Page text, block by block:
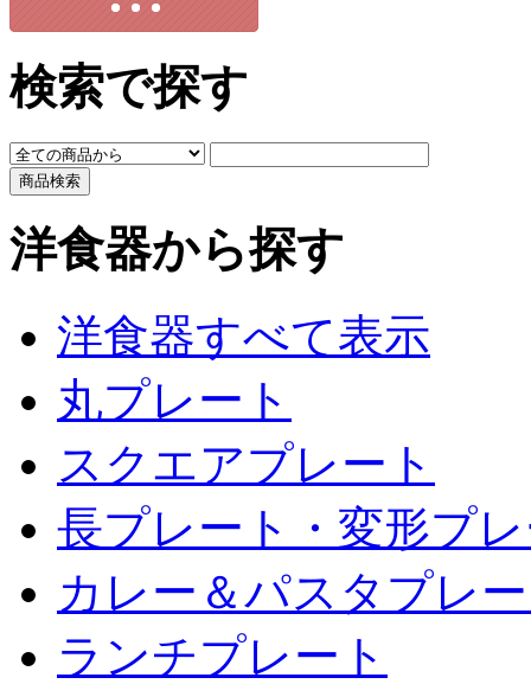
検索で探す
洋食器から探す
洋食器すべて表示
丸プレート
スクエアプレート
長プレート・変形プ
カレー＆パスタプレ
ランチプレート